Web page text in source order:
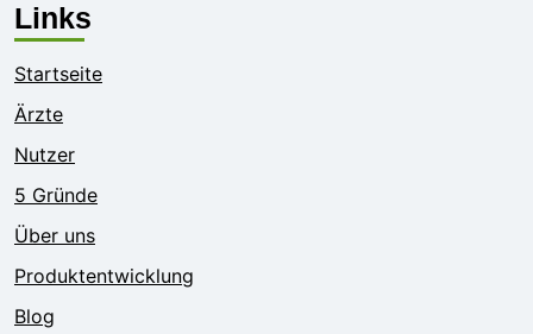
Links
Startseite
Ärzte
Nutzer
5 Gründe
Über uns
Produktentwicklung
Blog